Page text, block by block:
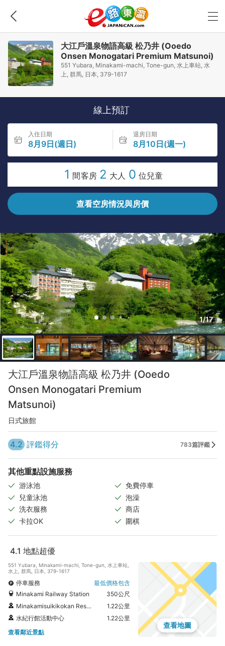
大江戶溫泉物語高級 松乃井 (Ooedo
Onsen Monogatari Premium Matsunoi)
551 Yubara, Minakami-machi, Tone-gun, 水上車站, 水
上, 群馬, 日本, 379-1617
線上預訂
入住日期
8月9日(週日)
退房日期
8月10日(週一)
1 間客房 2 大人 0 位兒童
查看空房情況與房價
1/17
大江戶溫泉物語高級 松乃井 (Ooedo
Onsen Monogatari Premium
Matsunoi)
日式旅館
4.2 評鑑得分 783篇評鑑
其他重點設施服務
游泳池
免費停車
兒童泳池
泡澡
洗衣服務
商店
卡拉OK
圍棋
4.1 地點超優
551 Yubara, Minakami-machi, Tone-gun, 水上車站,
水上, 群馬, 日本, 379-1617
停車服務
最低價格包含
Minakami Railway Station
350公尺
Minakamisuikikokan Rest Area
1.22公里
水紀行館活動中心
1.22公里
查看鄰近景點
查看地圖